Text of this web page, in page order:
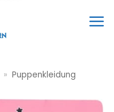
» Puppenkleidung